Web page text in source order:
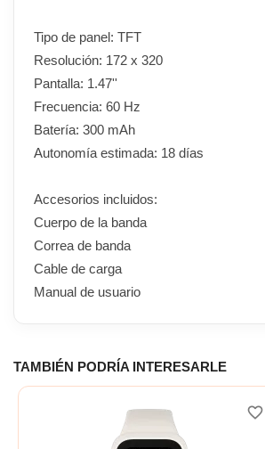
Tipo de panel: TFT
Resolución: 172 x 320
Pantalla: 1.47''
Frecuencia: 60 Hz
Batería: 300 mAh
Autonomía estimada: 18 días
Accesorios incluidos:
Cuerpo de la banda
Correa de banda
Cable de carga
Manual de usuario
TAMBIÉN PODRÍA INTERESARLE
favorite_border